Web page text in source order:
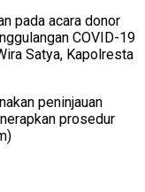
pada acara donor
COVID-19
Satya, Kapolresta
peninjauan
prosedur